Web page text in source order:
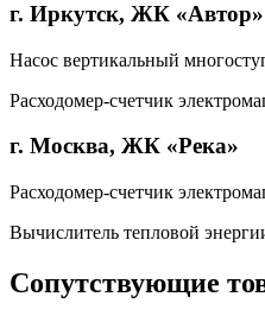
г. Иркутск, ЖК «Автор»
Насос вертикальный
Расходомер-счетчик
г. Москва, ЖК «Река»
Расходомер-счетчик
Вычислитель тепловой
Сопутствующие